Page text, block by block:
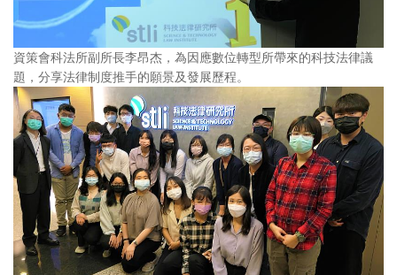
資策會科法所副所長李昂杰，為因應數位轉型所帶來的科技法律議
題，分享法律制度推手的願景及發展歷程。